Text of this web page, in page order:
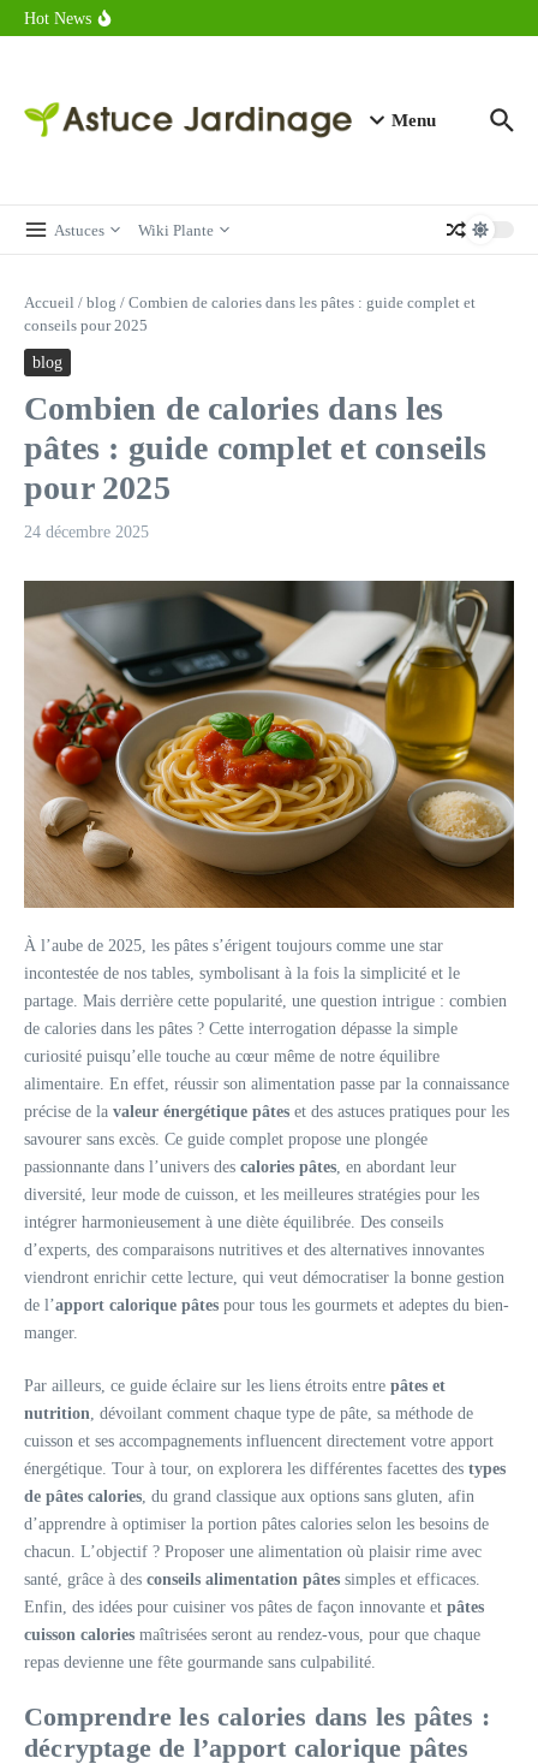
Aller au contenu
Hot News
Combien de calories dans un croque monsieur en 2025 ?
Menu
Astuces Wiki Plante
Accueil / blog / Combien de calories dans les pâtes : guide complet et
conseils pour 2025
blog
Combien de calories dans les
pâtes : guide complet et conseils
pour 2025
24 décembre 2025
À l’aube de 2025, les pâtes s’érigent toujours comme une star
incontestée de nos tables, symbolisant à la fois la simplicité et le
partage. Mais derrière cette popularité, une question intrigue : combien
de calories dans les pâtes ? Cette interrogation dépasse la simple
curiosité puisqu’elle touche au cœur même de notre équilibre
alimentaire. En effet, réussir son alimentation passe par la connaissance
précise de la valeur énergétique pâtes et des astuces pratiques pour les
savourer sans excès. Ce guide complet propose une plongée
passionnante dans l’univers des calories pâtes, en abordant leur
diversité, leur mode de cuisson, et les meilleures stratégies pour les
intégrer harmonieusement à une diète équilibrée. Des conseils
d’experts, des comparaisons nutritives et des alternatives innovantes
viendront enrichir cette lecture, qui veut démocratiser la bonne gestion
de l’apport calorique pâtes pour tous les gourmets et adeptes du bien-
manger.
Par ailleurs, ce guide éclaire sur les liens étroits entre pâtes et
nutrition, dévoilant comment chaque type de pâte, sa méthode de
cuisson et ses accompagnements influencent directement votre apport
énergétique. Tour à tour, on explorera les différentes facettes des types
de pâtes calories, du grand classique aux options sans gluten, afin
d’apprendre à optimiser la portion pâtes calories selon les besoins de
chacun. L’objectif ? Proposer une alimentation où plaisir rime avec
santé, grâce à des conseils alimentation pâtes simples et efficaces.
Enfin, des idées pour cuisiner vos pâtes de façon innovante et pâtes
cuisson calories maîtrisées seront au rendez-vous, pour que chaque
repas devienne une fête gourmande sans culpabilité.
Comprendre les calories dans les pâtes :
décryptage de l’apport calorique pâtes